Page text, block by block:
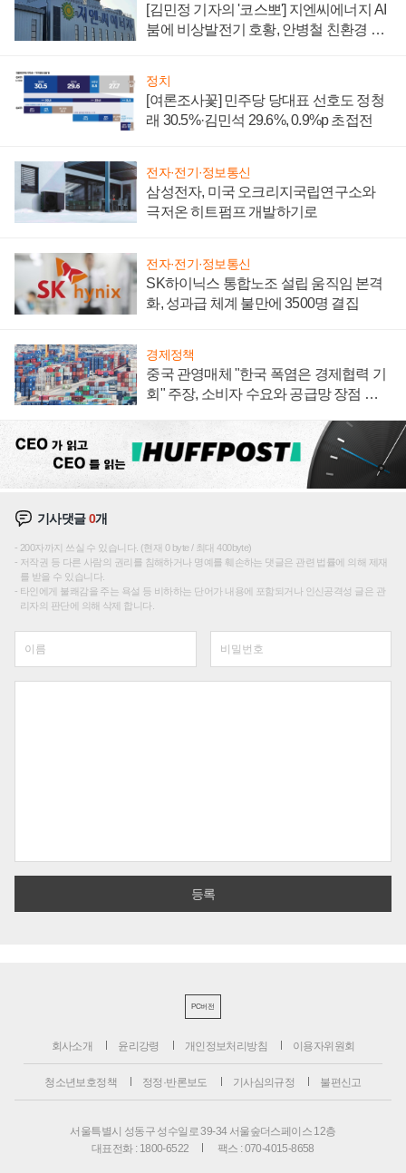
[김민정 기자의 '코스뽀'] 지엔씨에너지 AI
붐에 비상발전기 호황, 안병철 친환경 에
정치
[여론조사꽃] 민주당 당대표 선호도 정청
래 30.5%·김민석 29.6%, 0.9%p 초접전
전자·전기·정보통신
삼성전자, 미국 오크리지국립연구소와
극저온 히트펌프 개발하기로
전자·전기·정보통신
SK하이닉스 통합노조 설립 움직임 본격
화, 성과급 체계 불만에 3500명 결집
경제정책
중국 관영매체 "한국 폭염은 경제협력 기
회" 주장, 소비자 수요와 공급망 장점 강
기사댓글0개
200자까지 쓰실 수 있습니다. (현재 0 byte / 최대 400byte)
저작권 등 다른 사람의 권리를 침해하거나 명예를 훼손하는 댓글은 관련 법률에 의해 제재
를 받을 수 있습니다.
타인에게 불쾌감을 주는 욕설 등 비하하는 단어가 내용에 포함되거나 인신공격성 글은 관
리자의 판단에 의해 삭제 합니다.
PC버전
회사소개 윤리강령 개인정보처리방침 이용자위원회
청소년보호정책 정정·반론보도 기사심의규정 불편신고
서울특별시 성동구 성수일로 39-34 서울숲더스페이스 12층
대표전화 : 1800-6522
팩스 : 070-4015-8658